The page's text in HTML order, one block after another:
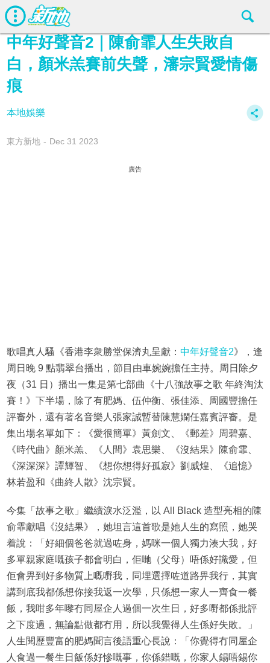
中年好聲音2｜陳俞霏人生失敗自
白，顏米羔賽前失聲，瀋宗賢愛情傷
痕
本地娛樂
東方新地 Dec 31 2023
廣告
歌唱真人騷《香港李衆勝堂保濟丸呈獻： 中年好聲音2》，逢
周日晚 9 點翡翠台播出，節目由車婉婉擔任主持。周日除夕
夜（31 日）播出一集是第七部曲《十八強故事之歌 年終淘汰
賽！》下半場，除了有肥媽、伍仲衡、張佳添、周國豐擔任
評審外，還有著名音樂人張家誠暫替陳慧嫻任嘉賓評審。是
集出場名單如下：《愛很簡單》黃劍文、《郵差》周碧嘉、
《時代曲》顏米羔、《人間》袁思樂、《沒結果》陳俞霏、
《深深深》譚輝智、《想你想得好孤寂》劉威煌、《追憶》
林若盈和《曲終人散》沈宗賢。
今集「故事之歌」繼續淚水泛濫，以 All Black 造型亮相的陳
俞霏獻唱《沒結果》，她坦言這首歌是她人生的寫照，她哭
着說：「好細個爸爸就過咗身，媽咪一個人獨力湊大我，好
多單親家庭嘅孩子都會明白，佢哋（父母）唔係好識愛，但
佢會畀到好多物質上嘅嘢我，同埋選擇咗道路畀我行，其實
講到底我都係想你接我返一次學，只係想一家人一齊食一餐
飯，我咁多年嚟冇同屋企人過個一次生日，好多嘢都係批評
之下度過，無論點做都冇用，所以我覺得人生係好失敗。」
人生閱歷豐富的肥媽聞言後語重心長說：「你覺得冇同屋企
人食過一餐生日飯係好慘嘅事，你係錯嘅，你家人錫唔錫你